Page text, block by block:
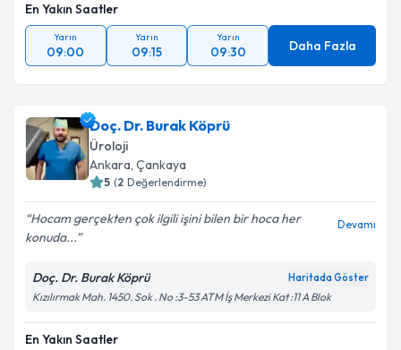
En Yakın Saatler
Yarın
09:00
Yarın
09:15
Yarın
09:30 Daha Fazla
Doç. Dr. Burak Köprü
Üroloji
Ankara, Çankaya
5 (2 Değerlendirme)
Hocam gerçekten çok ilgili işini bilen bir hoca her
konuda...
Devamı
Doç. Dr. Burak Köprü Haritada Göster
Kızılırmak Mah. 1450. Sok . No :3-53 ATM İş Merkezi Kat :11 A Blok
En Yakın Saatler